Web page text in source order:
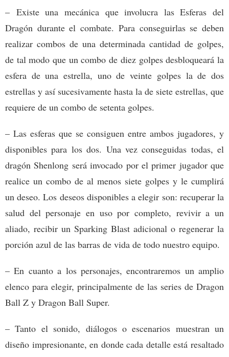
– Existe una mecánica que involucra las Esferas del
Dragón durante el combate. Para conseguirlas se deben
realizar combos de una determinada cantidad de golpes,
de tal modo que un combo de diez golpes desbloqueará la
esfera de una estrella, uno de veinte golpes la de dos
estrellas y así sucesivamente hasta la de siete estrellas, que
requiere de un combo de setenta golpes.
– Las esferas que se consiguen entre ambos jugadores, y
disponibles para los dos. Una vez conseguidas todas, el
dragón Shenlong será invocado por el primer jugador que
realice un combo de al menos siete golpes y le cumplirá
un deseo. Los deseos disponibles a elegir son: recuperar la
salud del personaje en uso por completo, revivir a un
aliado, recibir un Sparking Blast adicional o regenerar la
porción azul de las barras de vida de todo nuestro equipo.
– En cuanto a los personajes, encontraremos un amplio
elenco para elegir, principalmente de las series de Dragon
Ball Z y Dragon Ball Super.
– Tanto el sonido, diálogos o escenarios muestran un
diseño impresionante, en donde cada detalle está resaltado